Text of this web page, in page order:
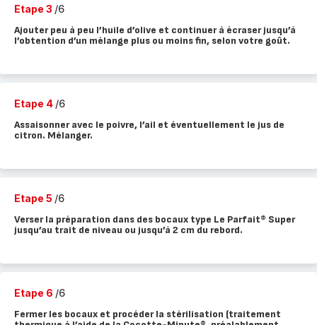
Etape 3 /6
Ajouter peu à peu l’huile d’olive et continuer à écraser jusqu’à
l’obtention d’un mélange plus ou moins fin, selon votre goût.
Etape 4 /6
Assaisonner avec le poivre, l’ail et éventuellement le jus de
citron. Mélanger.
Etape 5 /6
Verser la préparation dans des bocaux type Le Parfait® Super
jusqu’au trait de niveau ou jusqu’à 2 cm du rebord.
Etape 6 /6
Fermer les bocaux et procéder la stérilisation (traitement